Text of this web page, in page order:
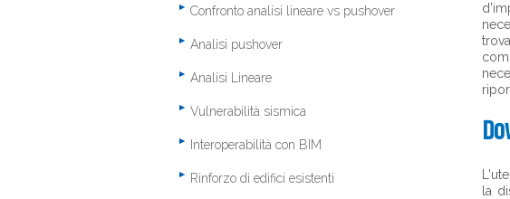
Confronto analisi lineare vs pushover
Analisi pushover
Analisi Lineare
Vulnerabilità sismica
Interoperabilità con BIM
Rinforzo di edifici esistenti
la